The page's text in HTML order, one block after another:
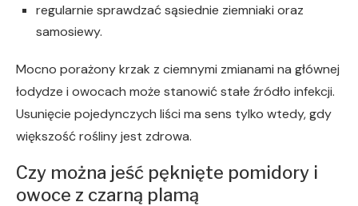
regularnie sprawdzać sąsiednie ziemniaki oraz
samosiewy.
Mocno porażony krzak z ciemnymi zmianami na głównej
łodydze i owocach może stanowić stałe źródło infekcji.
Usunięcie pojedynczych liści ma sens tylko wtedy, gdy
większość rośliny jest zdrowa.
Czy można jeść pęknięte pomidory i
owoce z czarną plamą